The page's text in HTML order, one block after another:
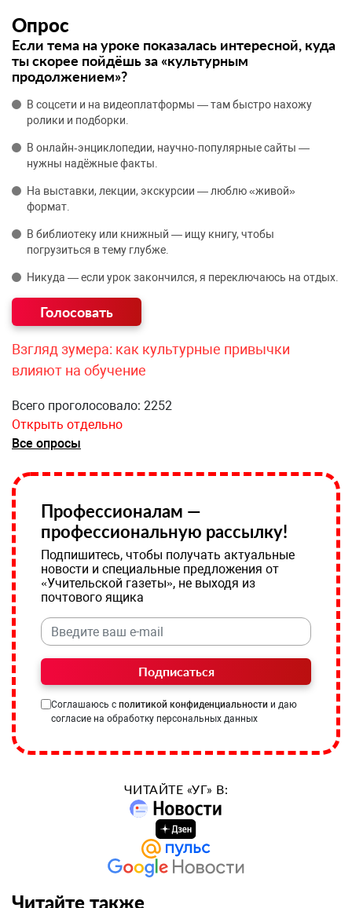
Опрос
Если тема на уроке показалась интересной, куда
ты скорее пойдёшь за «культурным
продолжением»?
В соцсети и на видеоплатформы — там быстро нахожу
ролики и подборки.
В онлайн‑энциклопедии, научно‑популярные сайты —
нужны надёжные факты.
На выставки, лекции, экскурсии — люблю «живой»
формат.
В библиотеку или книжный — ищу книгу, чтобы
погрузиться в тему глубже.
Никуда — если урок закончился, я переключаюсь на отдых.
Взгляд зумера: как культурные привычки
влияют на обучение
Всего проголосовало: 2252
Открыть отдельно
Все опросы
Профессионалам —
профессиональную рассылку!
Подпишитесь, чтобы получать актуальные
новости и специальные предложения от
«Учительской газеты», не выходя из
почтового ящика
Подписаться
Соглашаюсь с политикой конфиденциальности и даю
согласие на обработку персональных данных
ЧИТАЙТЕ «УГ» В:
Читайте также